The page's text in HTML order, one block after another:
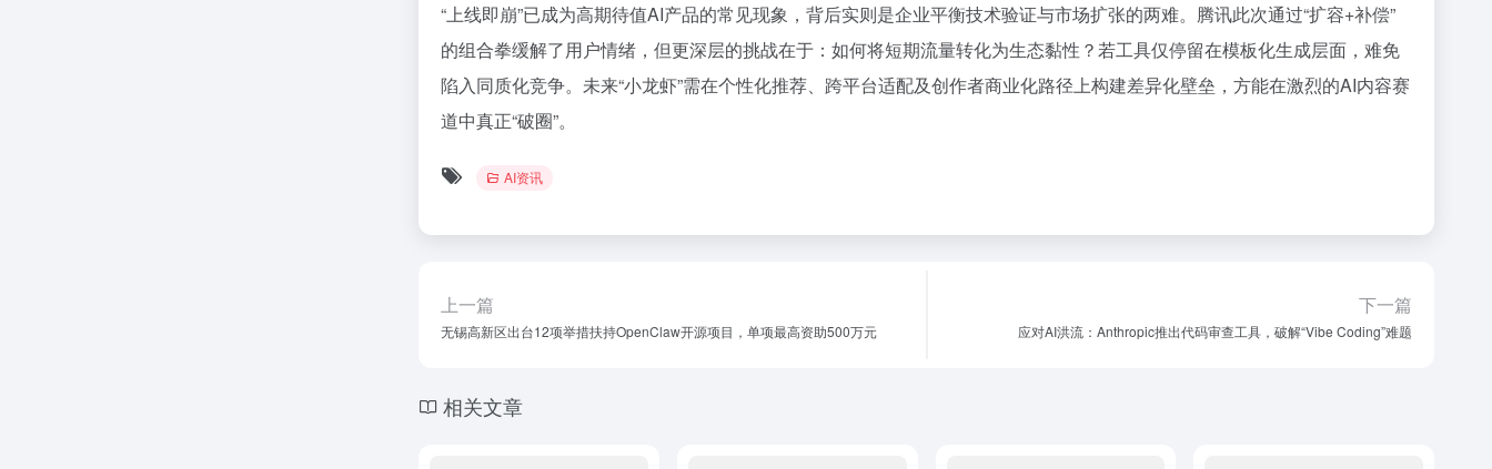
“上线即崩”已成为高期待值AI产品的常见现象，背后实则是企业平衡技术验证与市场扩张的两难。腾讯此次通过“扩容+补偿”
的组合拳缓解了用户情绪，但更深层的挑战在于：如何将短期流量转化为生态黏性？若工具仅停留在模板化生成层面，难免
陷入同质化竞争。未来“小龙虾”需在个性化推荐、跨平台适配及创作者商业化路径上构建差异化壁垒，方能在激烈的AI内容赛
道中真正“破圈”。
AI资讯
上一篇
无锡高新区出台12项举措扶持OpenClaw开源项目，单项最高资助500万元
下一篇
应对AI洪流：Anthropic推出代码审查工具，破解“Vibe Coding”难题
相关文章